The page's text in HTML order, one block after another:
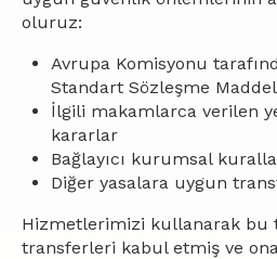
oluruz:
Avrupa Komisyonu
Standart Sözleşme
İlgili makamlarca verilen
kararlar
Bağlayıcı kurumsal
Diğer yasalara uygun
Hizmetlerimizi kullanarak bu
transferleri kabul etmiş ve